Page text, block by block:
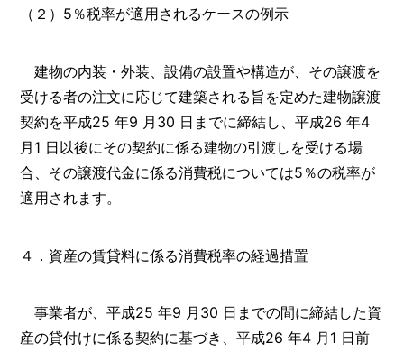
（２）5％税率が適用されるケースの例示
建物の内装・外装、設備の設置や構造が、その譲渡を
受ける者の注文に応じて建築される旨を定めた建物譲渡
契約を平成25 年9 月30 日までに締結し、平成26 年4
月1 日以後にその契約に係る建物の引渡しを受ける場
合、その譲渡代金に係る消費税については5％の税率が
適用されます。
４．資産の賃貸料に係る消費税率の経過措置
事業者が、平成25 年9 月30 日までの間に締結した資
産の貸付けに係る契約に基づき、平成26 年4 月1 日前